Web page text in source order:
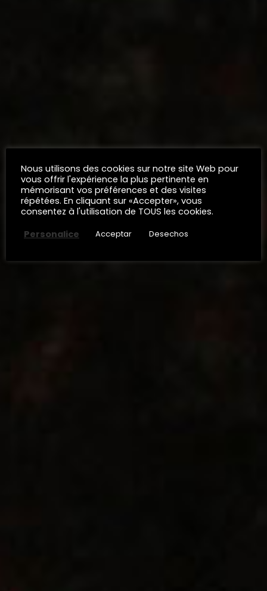
Nous utilisons des cookies sur notre site Web pour
vous offrir l'expérience la plus pertinente en
mémorisant vos préférences et des visites
répétées. En cliquant sur «Accepter», vous
consentez à l'utilisation de TOUS les cookies.
Personalice
Acceptar Desechos